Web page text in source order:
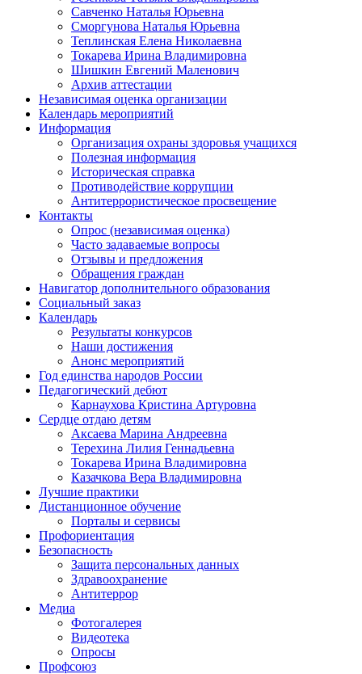
Савченко Наталья Юрьевна
Сморгунова Наталья Юрьевна
Теплинская Елена Николаевна
Токарева Ирина Владимировна
Шишкин Евгений Маленович
Архив аттестации
Независимая оценка организации
Календарь мероприятий
Информация
Организация охраны здоровья учащихся
Полезная информация
Историческая справка
Противодействие коррупции
Антитеррористическое просвещение
Контакты
Опрос (независимая оценка)
Часто задаваемые вопросы
Отзывы и предложения
Обращения граждан
Навигатор дополнительного образования
Социальный заказ
Календарь
Результаты конкурсов
Наши достижения
Анонс мероприятий
Год единства народов России
Педагогический дебют
Карнаухова Кристина Артуровна
Сердце отдаю детям
Аксаева Марина Андреевна
Терехина Лилия Геннадьевна
Токарева Ирина Владимировна
Казачкова Вера Владимировна
Лучшие практики
Дистанционное обучение
Порталы и сервисы
Профориентация
Безопасность
Защита персональных данных
Здравоохранение
Антитеррор
Медиа
Фотогалерея
Видеотека
Опросы
Профсоюз